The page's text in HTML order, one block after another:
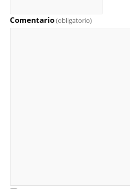
Comentario(obligatorio)